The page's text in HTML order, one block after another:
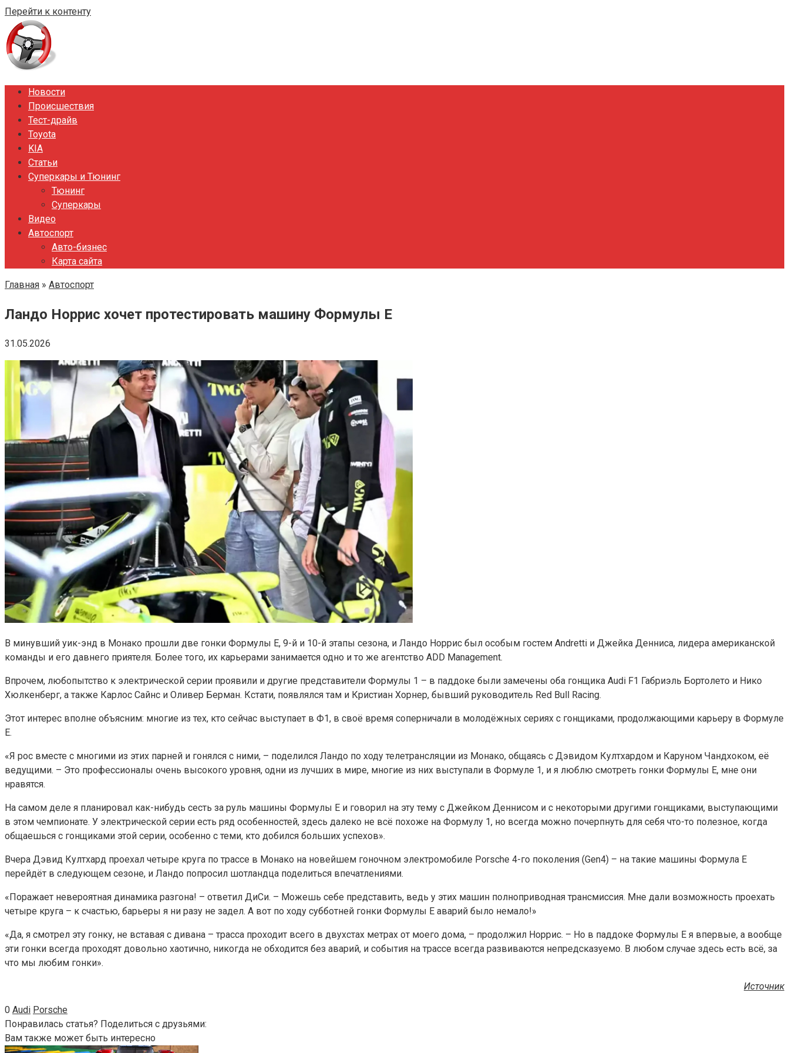
Перейти к контенту
Новости
Происшествия
Тест-драйв
Toyota
KIA
Статьи
Суперкары и Тюнинг
Тюнинг
Суперкары
Видео
Автоспорт
Авто-бизнес
Карта сайта
Главная » Автоспорт
Ландо Норрис хочет протестировать машину Формулы E
31.05.2026
В минувший уик-энд в Монако прошли две гонки Формулы E, 9-й и 10-й этапы сезона, и Ландо Норрис был особым гостем Andretti и Джейка Денниса, лидера американской
команды и его давнего приятеля. Более того, их карьерами занимается одно и то же агентство ADD Management.
Впрочем, любопытство к электрической серии проявили и другие представители Формулы 1 – в паддоке были замечены оба гонщика Audi F1 Габриэль Бортолето и Нико
Хюлкенберг, а также Карлос Сайнс и Оливер Берман. Кстати, появлялся там и Кристиан Хорнер, бывший руководитель Red Bull Racing.
Этот интерес вполне объясним: многие из тех, кто сейчас выступает в Ф1, в своё время соперничали в молодёжных сериях с гонщиками, продолжающими карьеру в Формуле
E.
«Я рос вместе с многими из этих парней и гонялся с ними, – поделился Ландо по ходу телетрансляции из Монако, общаясь с Дэвидом Култхардом и Каруном Чандхоком, её
ведущими. – Это профессионалы очень высокого уровня, одни из лучших в мире, многие из них выступали в Формуле 1, и я люблю смотреть гонки Формулы E, мне они
нравятся.
На самом деле я планировал как-нибудь сесть за руль машины Формулы E и говорил на эту тему с Джейком Деннисом и с некоторыми другими гонщиками, выступающими
в этом чемпионате. У электрической серии есть ряд особенностей, здесь далеко не всё похоже на Формулу 1, но всегда можно почерпнуть для себя что-то полезное, когда
общаешься с гонщиками этой серии, особенно с теми, кто добился больших успехов».
Вчера Дэвид Култхард проехал четыре круга по трассе в Монако на новейшем гоночном электромобиле Porsche 4-го поколения (Gen4) – на такие машины Формула E
перейдёт в следующем сезоне, и Ландо попросил шотландца поделиться впечатлениями.
«Поражает невероятная динамика разгона! – ответил ДиСи. – Можешь себе представить, ведь у этих машин полноприводная трансмиссия. Мне дали возможность проехать
четыре круга – к счастью, барьеры я ни разу не задел. А вот по ходу субботней гонки Формулы E аварий было немало!»
«Да, я смотрел эту гонку, не вставая с дивана – трасса проходит всего в двухстах метрах от моего дома, – продолжил Норрис. – Но в паддоке Формулы E я впервые, а вообще
эти гонки всегда проходят довольно хаотично, никогда не обходится без аварий, и события на трассе всегда развиваются непредсказуемо. В любом случае здесь есть всё, за
что мы любим гонки».
Источник
0 Audi Porsche
Понравилась статья? Поделиться с друзьями:
Вам также может быть интересно